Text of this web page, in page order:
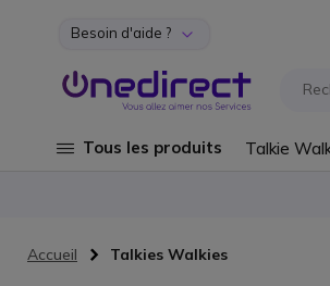
Aller au contenu
Besoin d'aide ?
Tous les produits Talkie
Accueil Talkies Walkies